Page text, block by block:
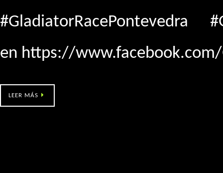
en https://www.facebook.com/
LEER MÁS